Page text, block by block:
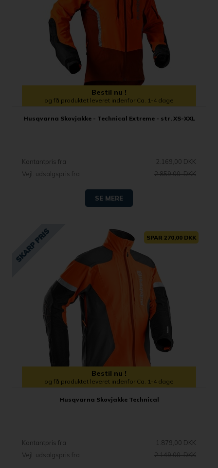
Bestil nu !
og få produktet leveret indenfor Ca. 1-4 dage
Husqvarna Skovjakke - Technical Extreme - str. XS-XXL
Kontantpris fra
2.169,00 DKK
Vejl. udsalgspris fra
2.859,00 DKK
SE MERE
SPAR 270,00 DKK
Bestil nu !
og få produktet leveret indenfor Ca. 1-4 dage
Husqvarna Skovjakke Technical
Kontantpris fra
1.879,00 DKK
Vejl. udsalgspris fra
2.149,00 DKK